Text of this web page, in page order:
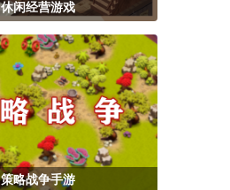
休闲经营游戏
策略战争手游